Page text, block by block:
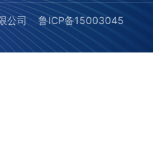
限公司鲁ICP备15003045